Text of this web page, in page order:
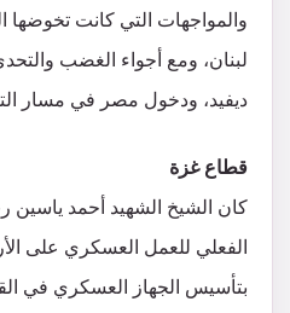
والمواجهات التي كانت تخوضها
لبنان، ومع أجواء الغضب
ديفيد، ودخول مصر في مسار
قطاع غزة
كان الشيخ الشهيد أحمد ياسين
الفعلي للعمل العسكري على
بتأسيس الجهاز العسكري في